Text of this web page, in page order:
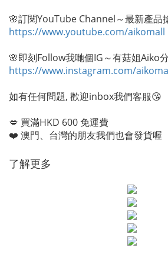
🌸訂閱YouTube Channel～最新產品
https://www.youtube.com/aikomall
🌸即刻Follow我哋個IG～有菇姐Aiko
https://www.instagram.com/
如有任何問題, 歡迎inbox我們客服😘
💋 買滿HKD 600 免運費
❤️ 澳門、台灣的朋友我們也會發貨喔
了解更多